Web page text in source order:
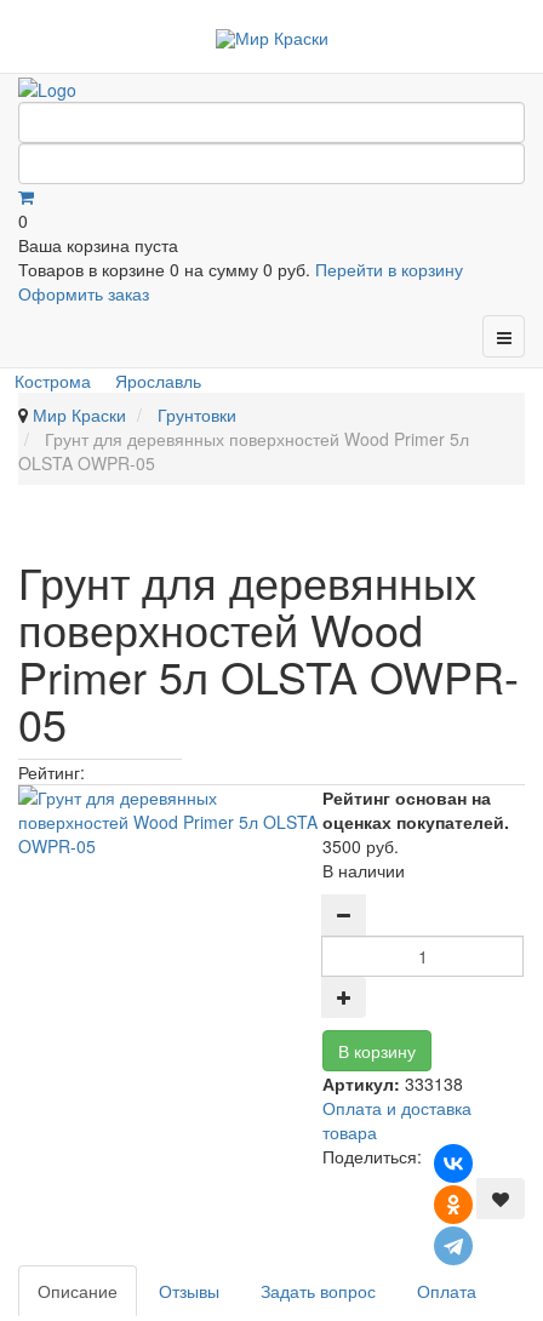
0
Ваша корзина пуста
Товаров в корзине 0 на сумму 0 руб. Перейти в корзину
Оформить заказ
Кострома
Ярославль
Мир Краски
Грунтовки
Грунт для деревянных поверхностей Wood Primer 5л
OLSTA OWPR-05
Грунт для деревянных
поверхностей Wood
Primer 5л OLSTA OWPR-
05
Рейтинг:
Рейтинг основан на
оценках покупателей.
3500 руб.
В наличии
Артикул: 333138
Оплата и доставка
товара
Поделиться:
Описание Отзывы Задать вопрос Оплата